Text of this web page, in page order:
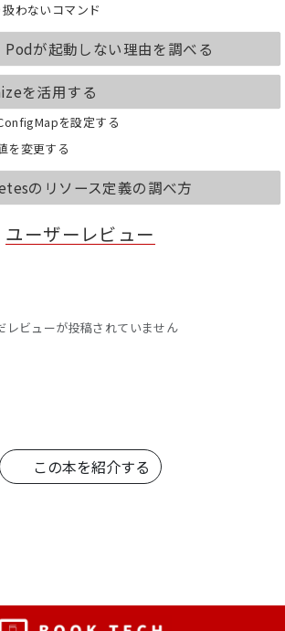
わないコマンド
が起動しない理由を調べる
を活用する
を設定する
を変更する
のリソース定義の調べ方
ユーザーレビュー
レビューが投稿されていません
この本を紹介する